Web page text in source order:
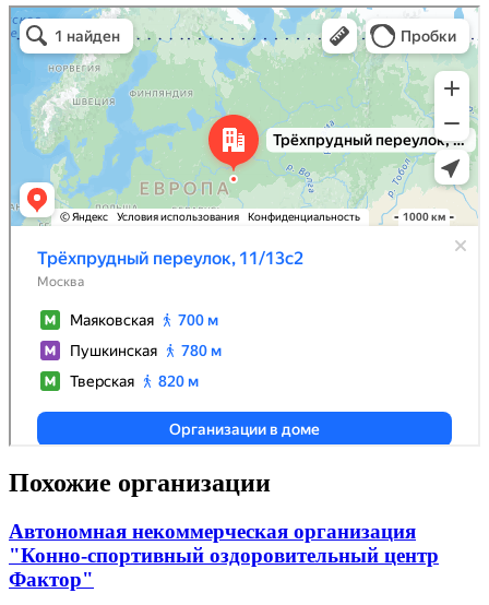
Похожие организации
Автономная некоммерческая организация
"Конно-спортивный оздоровительный центр
Фактор"